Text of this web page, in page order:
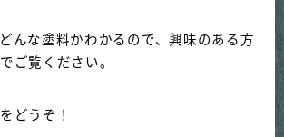
んな塗料かわかるので、興味のある方
ご覧ください。
どうぞ！